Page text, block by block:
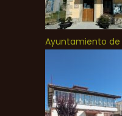
Ayuntamiento